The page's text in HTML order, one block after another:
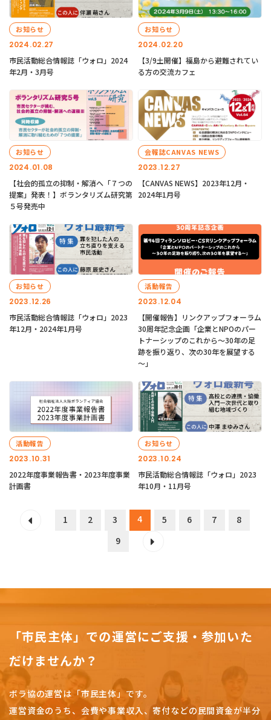
2024.02.27
お知らせ
市民活動総合情報誌「ウォロ」2024
年2月・3月号
2024.02.20
お知らせ
【3/9土開催】福島から避難されてい
る方の交流カフェ
2024.01.08
お知らせ
【社会的孤立の抑制・解消へ「７つの
提案」発表！】ボランタリズム研究第
５号発売中
2023.12.27
会報誌CANVAS NEWS
【CANVAS NEWS】2023年12月・
2024年1月号
2023.12.26
お知らせ
市民活動総合情報誌「ウォロ」2023
年12月・2024年1月号
2023.12.04
活動報告
【開催報告】リンクアップフォーラム
30周年記念企画「企業とNPOのパー
トナーシップのこれから～30年の足
跡を振り返り、次の30年を展望する
～」
2023.10.31
活動報告
2022年度事業報告書・2023年度事業
計画書
2023.10.24
お知らせ
市民活動総合情報誌「ウォロ」2023
年10月・11月号
1 2 3 4 5 6 7
8
9
「市民主体」での運営にご支援・参加いた
だけませんか？
ボラ協の運営は「市民主体」です。
運営資金のうち、会費や事業収入、寄付などの民間資金が半分